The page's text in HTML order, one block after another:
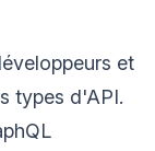
et
types d'API.